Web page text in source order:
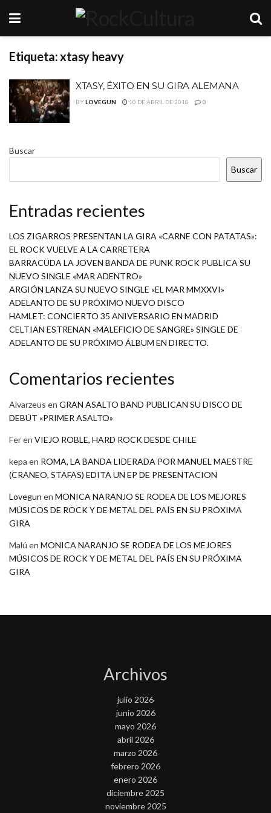
Etiqueta:xtasy heavy
XTASY, ÉXITO EN SU GIRA ALEMANA
BYLOVEGUN 10 DE ABRIL DE 2018 0
Buscar
Buscar
Entradas recientes
LOS ZIGARROS PRESENTAN LA GIRA «CARNE CON PATATAS»:
EL ROCK VUELVE A LA CARRETERA
BARRACÜDA LA JOVEN BANDA DE PUNK ROCK PUBLICA SU
NUEVO SINGLE «MAR ADENTRO»
ARGIÓN LANZA SU NUEVO SINGLE «EL MAR MMXXVI»
ADELANTO DE SU PRÓXIMO NUEVO DISCO
HAMLET: CONCIERTO 35 ANIVERSARIO EN MADRID
CELTIAN ESTRENAN «MALEFICIO DE SANGRE» SINGLE DE
ADELANTO DE SU PRÓXIMO ÁLBUM EN DIRECTO.
Comentarios recientes
Alvarzeus en GRAN ASALTO BAND PUBLICAN SU DISCO DE
DEBÚT «PRIMER ASALTO»
Feren VIEJO ROBLE, HARD ROCK DESDE CHILE
kepa en ROMA, LA BANDA LIDERADA POR MANUEL MAESTRE
(CRANEO, STAFAS) EDITA UN EP DE PRESENTACION
Lovegun en MONICA NARANJO SE RODEA DE LOS MEJORES
MÚSICOS DE ROCK Y DE METAL DEL PAÍS EN SU PRÓXIMA
GIRA
Malú en MONICA NARANJO SE RODEA DE LOS MEJORES
MÚSICOS DE ROCK Y DE METAL DEL PAÍS EN SU PRÓXIMA
GIRA
Archivos
julio 2026
junio 2026
mayo 2026
abril 2026
marzo 2026
febrero 2026
enero 2026
diciembre 2025
noviembre 2025